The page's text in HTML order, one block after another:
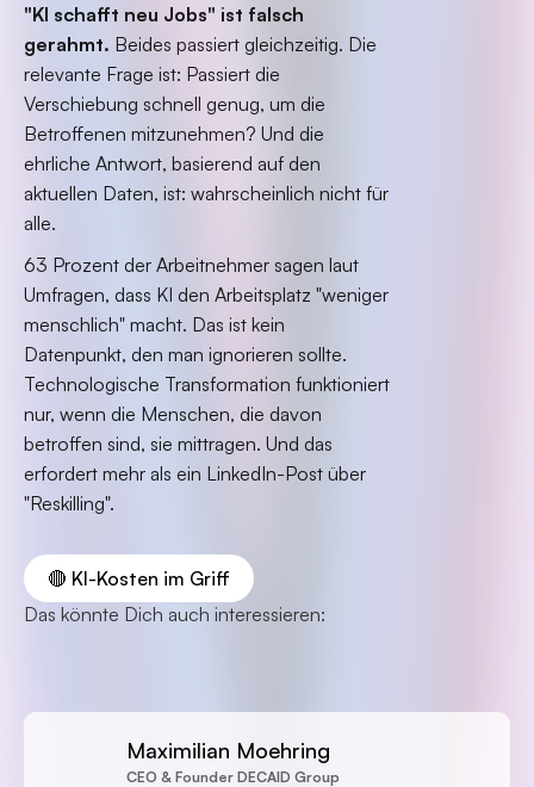
"KI schafft neu Jobs" ist falsch
gerahmt. Beides passiert gleichzeitig. Die
relevante Frage ist: Passiert die
Verschiebung schnell genug, um die
Betroffenen mitzunehmen? Und die
ehrliche Antwort, basierend auf den
aktuellen Daten, ist: wahrscheinlich nicht für
alle.
63 Prozent der Arbeitnehmer sagen laut
Umfragen, dass KI den Arbeitsplatz "weniger
menschlich" macht. Das ist kein
Datenpunkt, den man ignorieren sollte.
Technologische Transformation funktioniert
nur, wenn die Menschen, die davon
betroffen sind, sie mittragen. Und das
erfordert mehr als ein LinkedIn-Post über
"Reskilling".
🔴 KI-Kosten im Griff
Das könnte Dich auch interessieren:
Maximilian Moehring
CEO & Founder DECAID Group